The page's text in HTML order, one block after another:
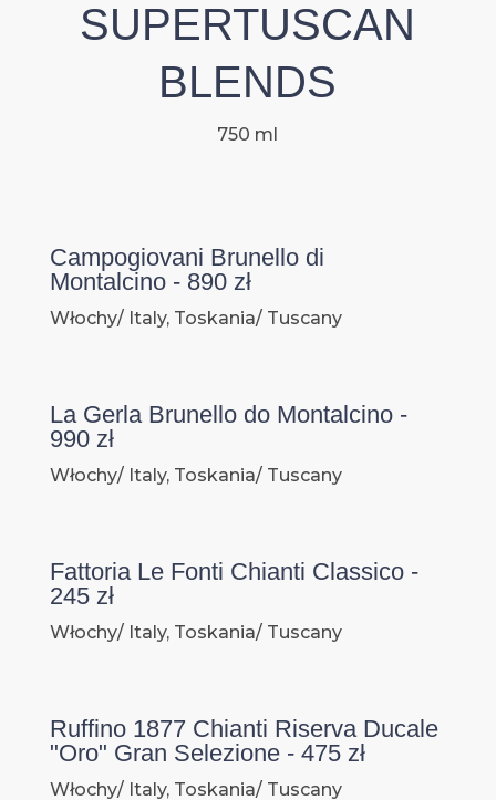
SUPERTUSCAN
BLENDS
750 ml
Campogiovani Brunello di
Montalcino - 890 zł
Włochy/ Italy, Toskania/ Tuscany
La Gerla Brunello do Montalcino -
990 zł
Włochy/ Italy, Toskania/ Tuscany
Fattoria Le Fonti Chianti Classico -
245 zł
Włochy/ Italy, Toskania/ Tuscany
Ruffino 1877 Chianti Riserva Ducale
"Oro" Gran Selezione - 475 zł
Włochy/ Italy, Toskania/ Tuscany